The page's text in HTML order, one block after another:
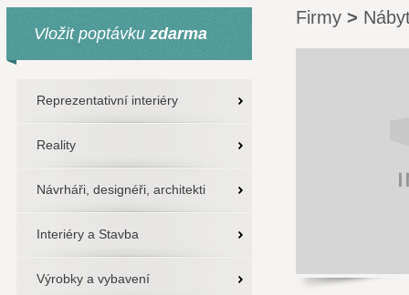
Vložit poptávku zdarma
Reprezentativní interiéry
Reality
Návrháři, designéři, architekti
Interiéry a Stavba
Výrobky a vybavení
Firmy >